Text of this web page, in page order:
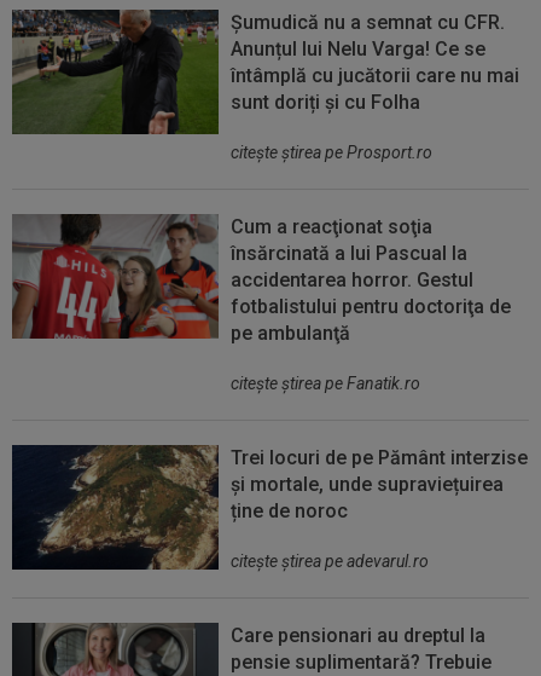
Șumudică nu a semnat cu CFR.
Anunțul lui Nelu Varga! Ce se
întâmplă cu jucătorii care nu mai
sunt doriți și cu Folha
citeşte ştirea pe Prosport.ro
Cum a reacţionat soţia
însărcinată a lui Pascual la
accidentarea horror. Gestul
fotbalistului pentru doctoriţa de
pe ambulanţă
citeşte ştirea pe Fanatik.ro
Trei locuri de pe Pământ interzise
și mortale, unde supraviețuirea
ține de noroc
citeşte ştirea pe adevarul.ro
Care pensionari au dreptul la
pensie suplimentară? Trebuie